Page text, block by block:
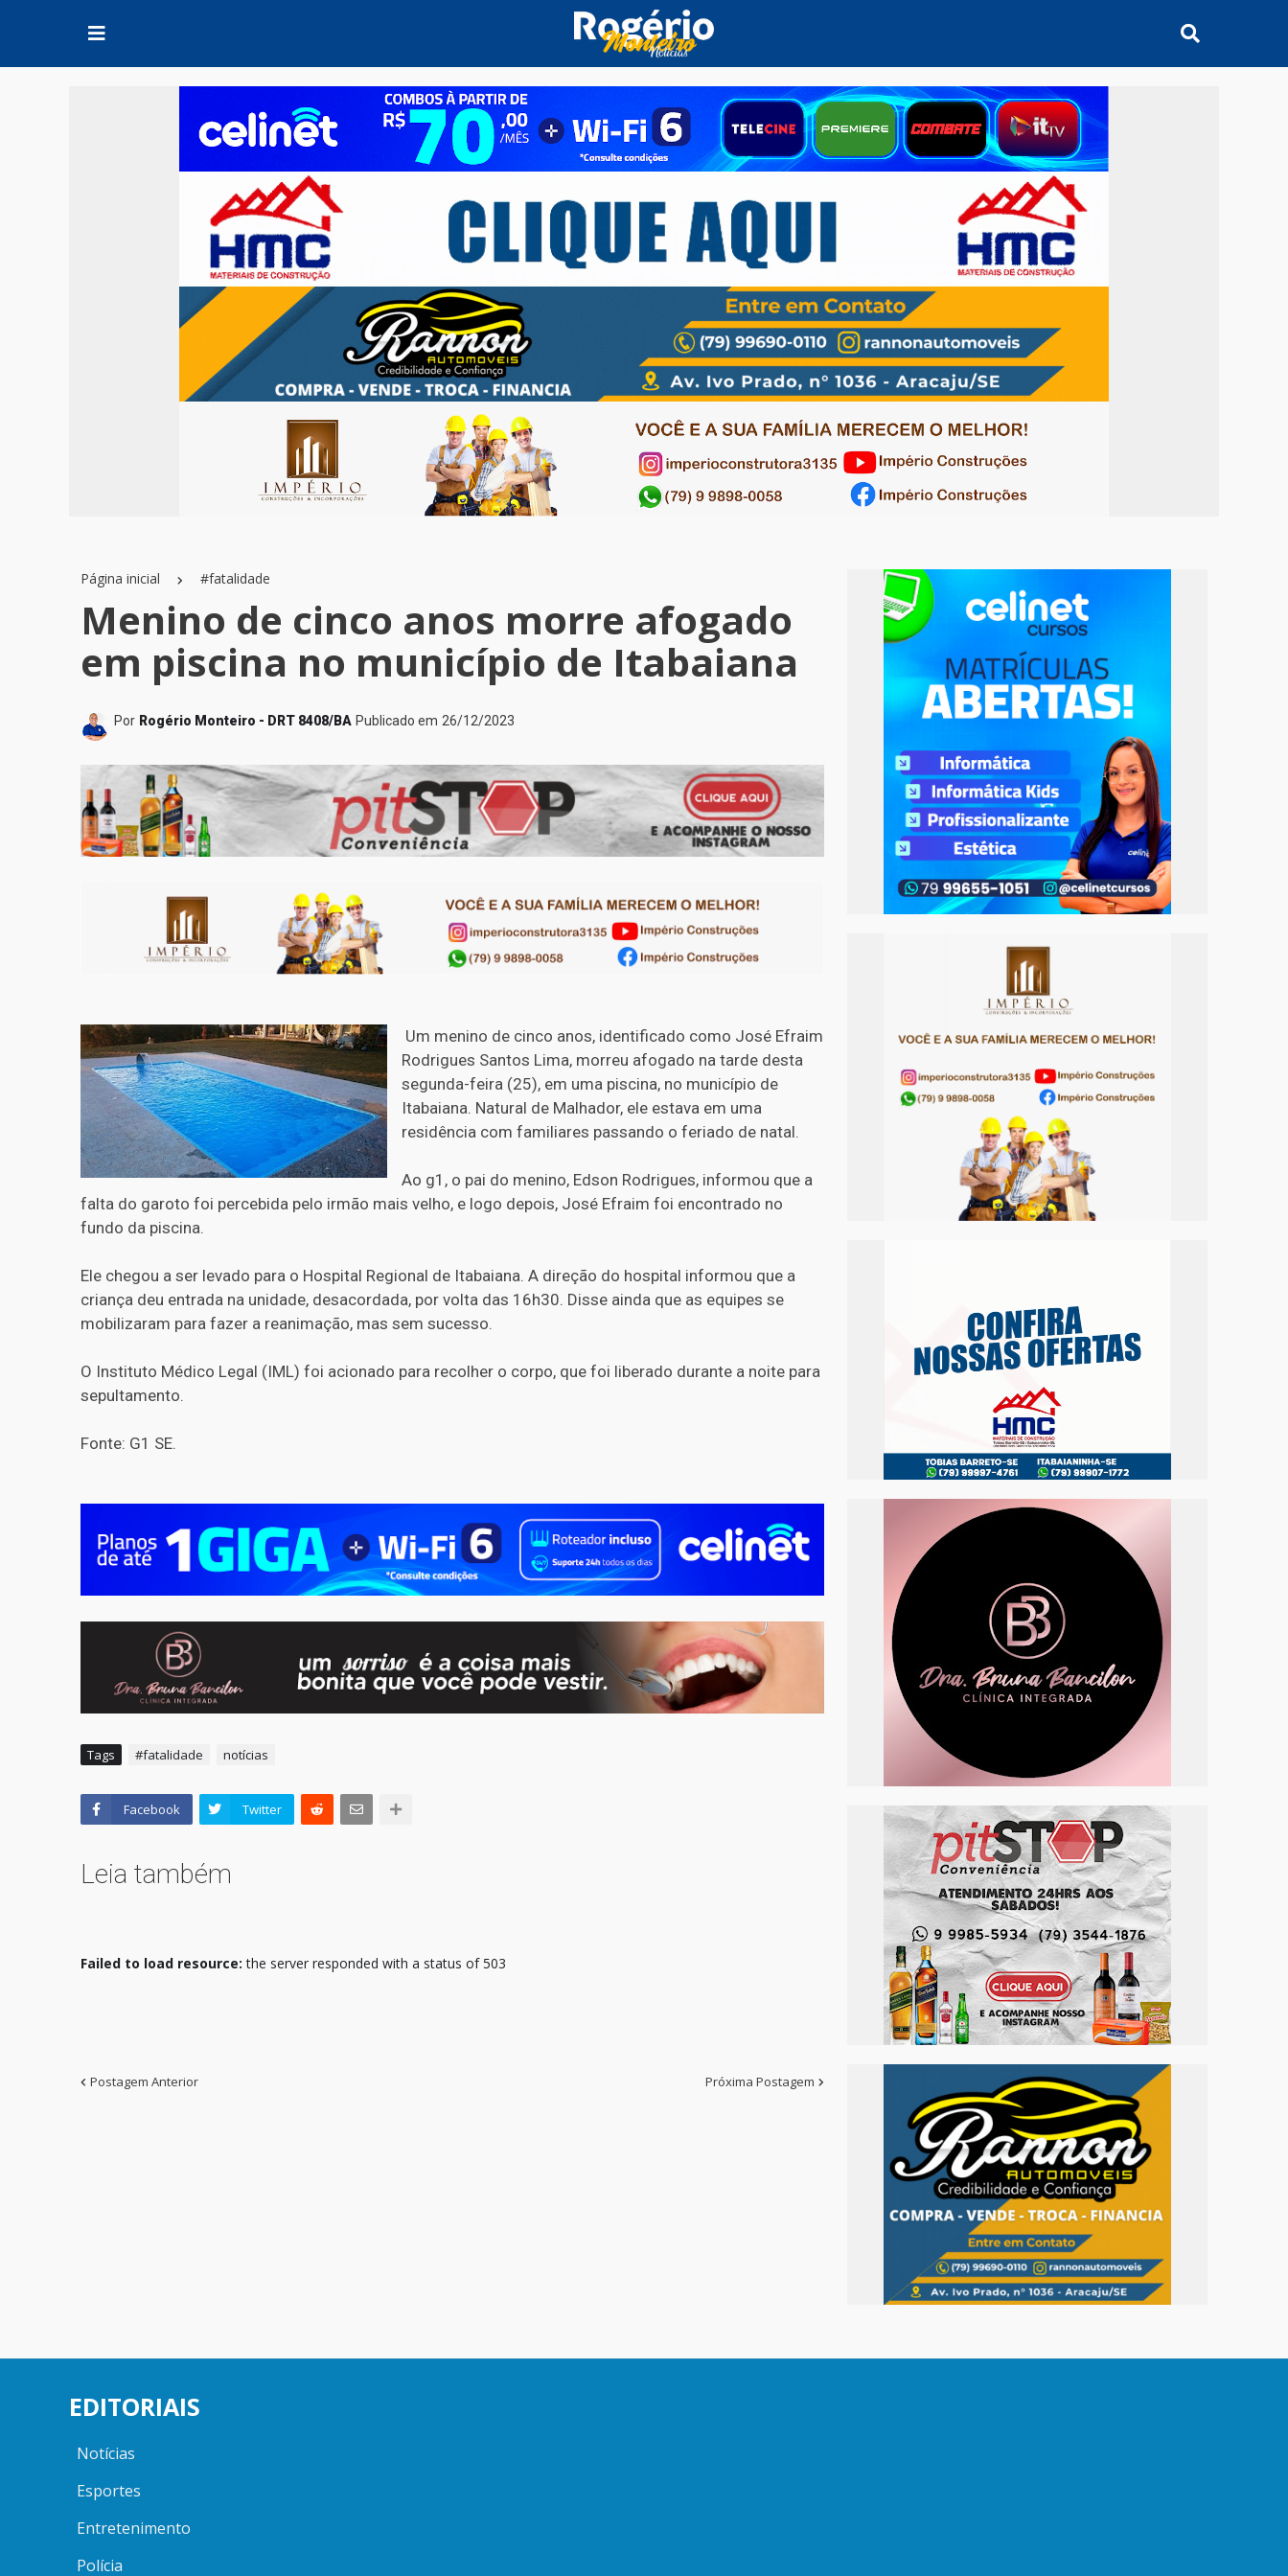
Página inicial #fatalidade
Menino de cinco anos morre afogado
em piscina no município de Itabaiana
Por Rogério Monteiro - DRT 8408/BA Publicado em 26/12/2023
Um menino de cinco anos, identificado como José Efraim
Rodrigues Santos Lima, morreu afogado na tarde desta
segunda-feira (25), em uma piscina, no município de
Itabaiana. Natural de Malhador, ele estava em uma
residência com familiares passando o feriado de natal.
Ao g1, o pai do menino, Edson Rodrigues, informou que a
falta do garoto foi percebida pelo irmão mais velho, e logo depois, José Efraim foi encontrado no
fundo da piscina.
Ele chegou a ser levado para o Hospital Regional de Itabaiana. A direção do hospital informou que a
criança deu entrada na unidade, desacordada, por volta das 16h30. Disse ainda que as equipes se
mobilizaram para fazer a reanimação, mas sem sucesso.
O Instituto Médico Legal (IML) foi acionado para recolher o corpo, que foi liberado durante a noite para
sepultamento.
Fonte: G1 SE.
Tags #fatalidade notícias
Facebook Twitter
Leia também
Failed to load resource: the server responded with a status of 503
Postagem Anterior Próxima Postagem
EDITORIAIS
Notícias
Esportes
Entretenimento
Polícia